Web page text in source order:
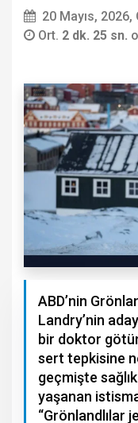
20 Mayıs,
Ort. 2 dk. 25 sn.
ABD’nin
Landry’nin
bir doktor
sert tepkisine
geçmişte
yaşanan
“Grönlandlılar